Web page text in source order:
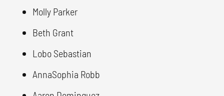
Molly Parker
Beth Grant
Lobo Sebastian
AnnaSophia Robb